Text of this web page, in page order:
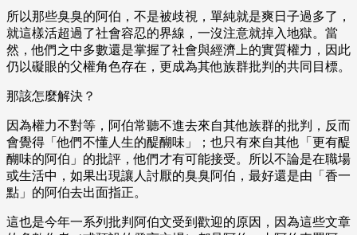
所以那些臭臭的阿伯，不是被歧視，單純就是爽日子過多了，
就這樣活超過了社會容忍的界線，一沒注意就掉入地獄。當
然，他們之中多數還是掌握了社會與經濟上的實質權力，因此
仍以礙眼的父權角色存在，更成為其他族群批判的共同目標。
那該怎麼解決？
因為權力不對等，阿伯常聽不進去來自其他族群的批判，反而
會覺得「他們不懂人生的醍醐味」；也只有來自其他「更有醍
醐味的阿伯」的批評，他們才有可能接受。所以不論是在職場
或生活中，如果出現讓人討厭的臭臭阿伯，最好還是由「香一
點」的阿伯去出面指正。
這也是今年一系列批判阿伯文受到歡迎的原因，因為這些文章